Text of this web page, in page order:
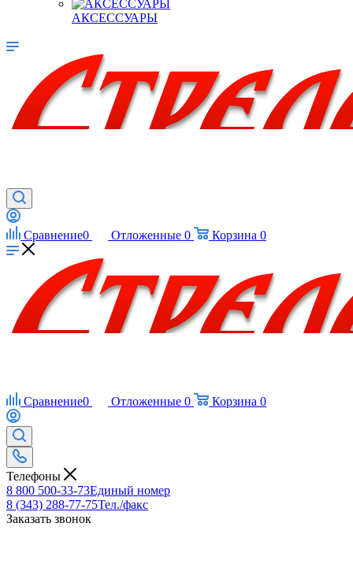
АКСЕССУАРЫ
Сравнение0 Отложенные 0 Корзина 0
Сравнение0 Отложенные 0 Корзина 0
Телефоны
8 800 500-33-73Единый номер
8 (343) 288-77-75Тел./факс
Заказать звонок